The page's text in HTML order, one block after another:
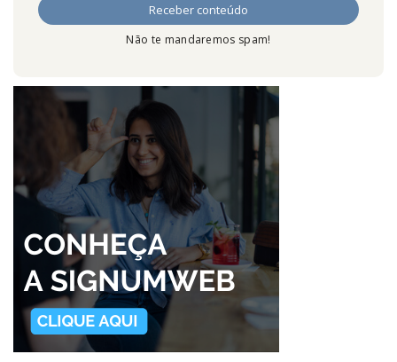
Não te mandaremos spam!